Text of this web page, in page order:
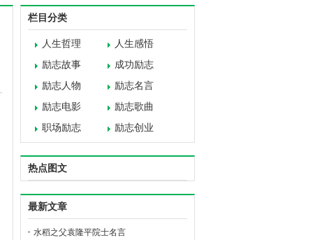
栏目分类
人生哲理
人生感悟
励志故事
成功励志
励志人物
励志名言
励志电影
励志歌曲
职场励志
励志创业
热点图文
最新文章
水稻之父袁隆平院士名言